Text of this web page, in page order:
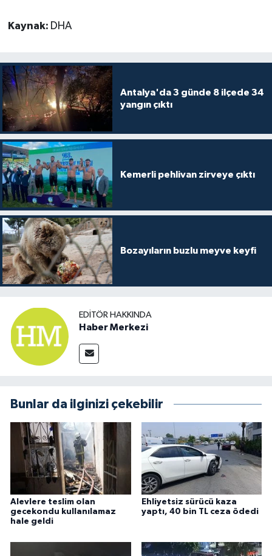
Kaynak: DHA
Antalya'da 3 günde 8 ilçede 34
yangın çıktı
Kemerli pehlivan zirveye çıktı
Bozayıların buzlu meyve keyfi
EDITÖR HAKKINDA
Haber Merkezi
Bunlar da ilginizi çekebilir
Alevlere teslim olan
gecekondu kullanılamaz
hale geldi
Ehliyetsiz sürücü kaza
yaptı, 40 bin TL ceza ödedi